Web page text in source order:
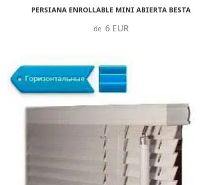
PERSIANA ENROLLABLE MINI ABIERTA BESTA
de 6 EUR